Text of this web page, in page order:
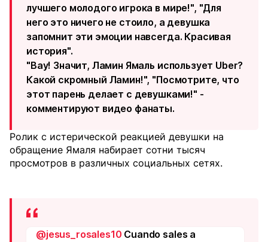
лучшего молодого игрока в мире!", "Для
него это ничего не стоило, а девушка
запомнит эти эмоции навсегда. Красивая
история".
"Вау! Значит, Ламин Ямаль использует Uber?
Какой скромный Ламин!", "Посмотрите, что
этот парень делает с девушками!" -
комментируют видео фанаты.
Ролик с истерической реакцией девушки на
обращение Ямаля набирает сотни тысяч
просмотров в различных социальных сетях.
@jesus_rosales10 Cuando sales a